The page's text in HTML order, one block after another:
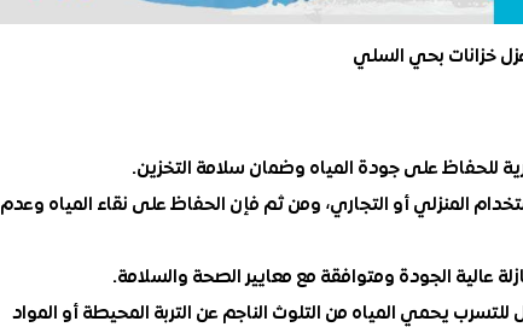
خزانات بحي السلي
للحفاظ على جودة المياه وضمان سلامة التخزين.
المنزلي أو التجاري، ومن ثم فإن الحفاظ على نقاء المياه وعدم
عالية الجودة ومتوافقة مع معايير الصحة والسلامة.
للتسرب يحمي المياه من التلوث الناجم عن التربة المحيطة أو المواد